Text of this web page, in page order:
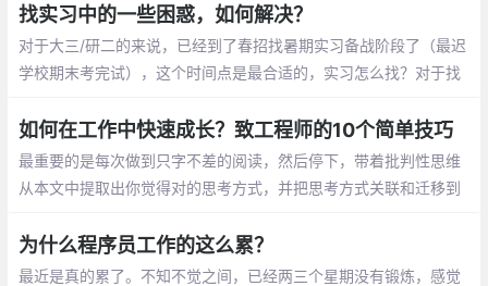
会有两个方面
找实习中的一些困惑，如何解决？
对于大三/研二的来说，已经到了春招找暑期实习备战阶段了（最迟
学校期末考完试），这个时间点是最合适的，实习怎么找？对于找
法，才能打好这一仗；
如何在工作中快速成长？致工程师的10个简单技巧
最重要的是每次做到只字不差的阅读，然后停下，带着批判性思维
从本文中提取出你觉得对的思考方式，并把思考方式关联和迁移到
读。
为什么程序员工作的这么累？
最近是真的累了。不知不觉之间，已经两三